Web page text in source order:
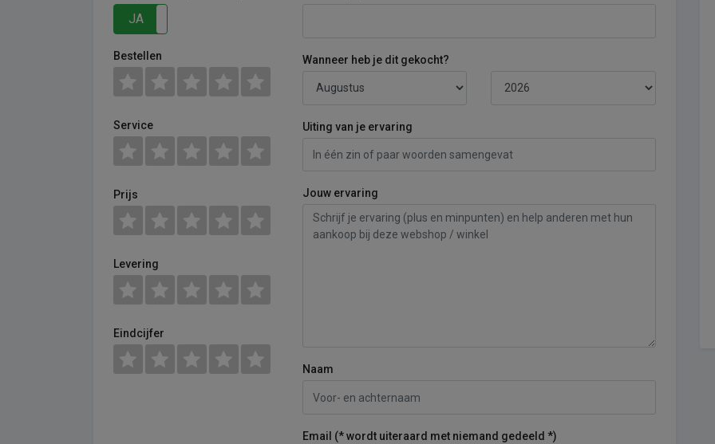
JA
Bestellen
Service
Prijs
Levering
Eindcijfer
Wanneer heb je dit gekocht?
Uiting van je ervaring
Jouw ervaring
Naam
Email (* wordt uiteraard met niemand gedeeld *)